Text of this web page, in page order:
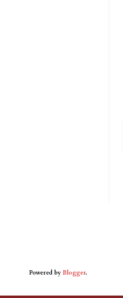
Powered byBlogger.